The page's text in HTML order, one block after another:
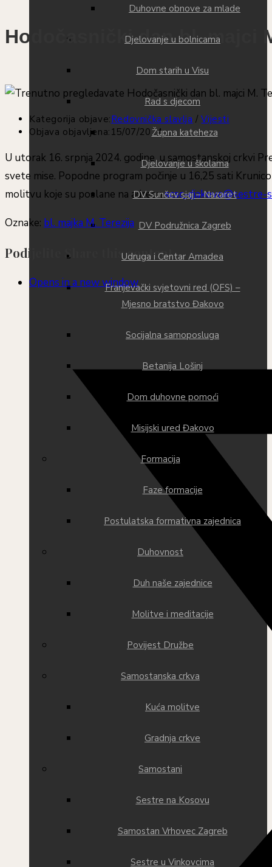
Duhovne obnove za mlade
Djelovanje u bolnicama
Dom starih u Visu
Rad s djecom
Župna kateheza
Djelovanje u školama
DV Sunčev sjaj – Nazaret
DV Podružnica Zagreb
Udruga i Centar Amadea
Franjevački svjetovni red (OFS) –
Mjesno bratstvo Đakovo
Socijalna samoposluga
Betanija Lošinj
Dom duhovne pomoći
Misijski ured Đakovo
Formacija
Faze formacije
Postulatska formativna zajednica
Duhovnost
Duh naše zajednice
Molitve i meditacije
Povijest Družbe
Samostanska crkva
Kuća molitve
Gradnja crkve
Samostani
Sestre na Kosovu
Samostan Vrhovec Zagreb
Sestre u Vinkovcima
Hodočasnički dan bl. majci
Kategorija objave:Redovnička slavlja / Vijesti
Objava objavljena: 15/07/2024
U utorak 16. srpnja 2024. godine, u samostanskoj crkvi
svete mise. Popodne program počinje u 16,25 sati
molitvu koje su poslane na adresuscsc-djakovo@sestre-
Oznake: bl. majka M. Terezija
Podijelite Share this content
Opens in a new window